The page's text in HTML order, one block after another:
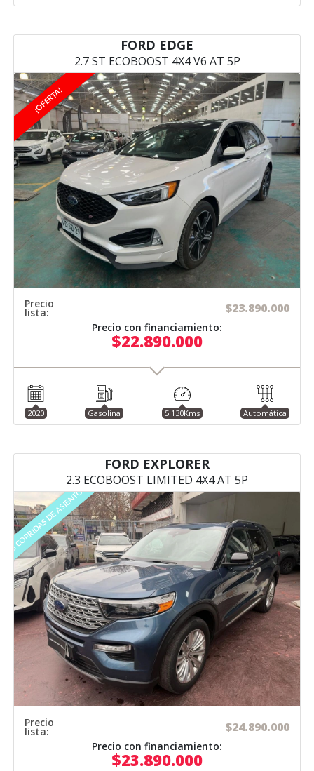
FORD EDGE
2.7 ST ECOBOOST 4X4 V6 AT 5P
¡OFERTA!
Precio
lista: $23.890.000
Precio con financiamiento:
$22.890.000
2020 Gasolina 5.130Kms Automática
FORD EXPLORER
2.3 ECOBOOST LIMITED 4X4 AT 5P
3 CORRIDAS DE ASIENTOS
Precio
lista: $24.890.000
Precio con financiamiento:
$23.890.000